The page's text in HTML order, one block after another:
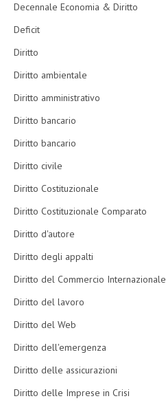
Decennale Economia & Diritto
Deficit
Diritto
Diritto ambientale
Diritto amministrativo
Diritto bancario
Diritto bancario
Diritto civile
Diritto Costituzionale
Diritto Costituzionale Comparato
Diritto d'autore
Diritto degli appalti
Diritto del Commercio Internazionale
Diritto del lavoro
Diritto del Web
Diritto dell'emergenza
Diritto delle assicurazioni
Diritto delle Imprese in Crisi